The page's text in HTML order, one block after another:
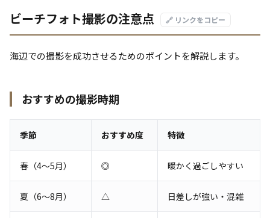
ビーチフォト撮影の注意点 🔗 リンクをコピー
海辺での撮影を成功させるためのポイントを解説します。
おすすめの撮影時期
季節 おすすめ度 特徴
春（4〜5月） ◎ 暖かく過ごしやすい
夏（6〜8月） △ 日差しが強い・混雑